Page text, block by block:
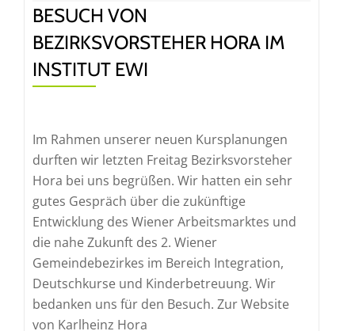
BESUCH VON
BEZIRKSVORSTEHER HORA IM
INSTITUT EWI
Im Rahmen unserer neuen Kursplanungen
durften wir letzten Freitag Bezirksvorsteher
Hora bei uns begrüßen. Wir hatten ein sehr
gutes Gespräch über die zukünftige
Entwicklung des Wiener Arbeitsmarktes und
die nahe Zukunft des 2. Wiener
Gemeindebezirkes im Bereich Integration,
Deutschkurse und Kinderbetreuung. Wir
bedanken uns für den Besuch. Zur Website
von Karlheinz Hora